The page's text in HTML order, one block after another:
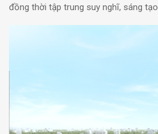
đồng thời tập trung suy nghĩ, sáng tạo.